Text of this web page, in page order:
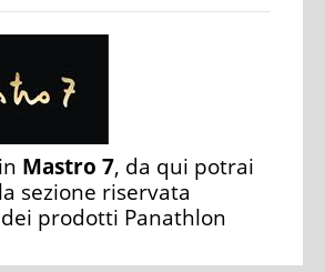
Mastro 7, da qui potrai
sezione riservata
prodotti Panathlon